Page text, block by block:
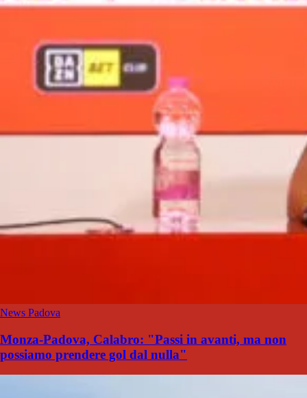
News Padova
Monza-Padova, Calabro: "Passi in avanti, ma non
possiamo prendere gol dal nulla"